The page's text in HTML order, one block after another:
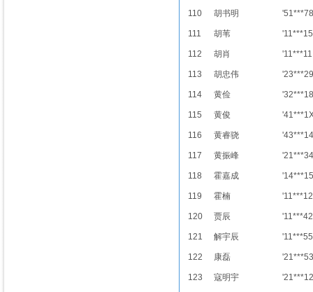
110 胡书明 '51***78
111 胡苇 '11***15
112 胡肖 '11***11
113 胡忠伟 '23***29
114 黄俭 '32***18
115 黄俊
116 黄睿骁 '43***14
117 黄振峰 '21***34
118 霍嘉成 '14***15
119 霍楠 '11***12
120 贾辰 '11***42
121 解宇辰 '11***55
122 康磊 '21***53
123 寇明宇 '21***12